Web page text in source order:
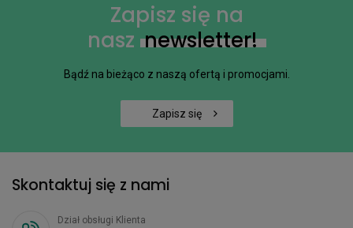
Zapisz się na
nasz newsletter!
Bądź na bieżąco z naszą ofertą i promocjami.
Zapisz się
Skontaktuj się z nami
Dział obsługi Klienta